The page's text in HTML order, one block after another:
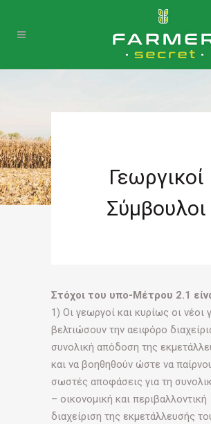
Γεωργικοί
Σύμβουλοι
Στόχοι του υπο-Μέτρου 2.1
1) Οι γεωργοί και κυρίως οι νέοι
βελτιώσουν την αειφόρο
συνολική απόδοση της
και να βοηθηθούν ώστε να
σωστές αποφάσεις για τη
– οικονομική και περιβαλλοντική
διαχείριση της εκμετάλλευσής